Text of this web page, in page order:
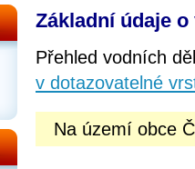
Základní údaje
Přehled vodních
v dotazovatelné
Na území obce